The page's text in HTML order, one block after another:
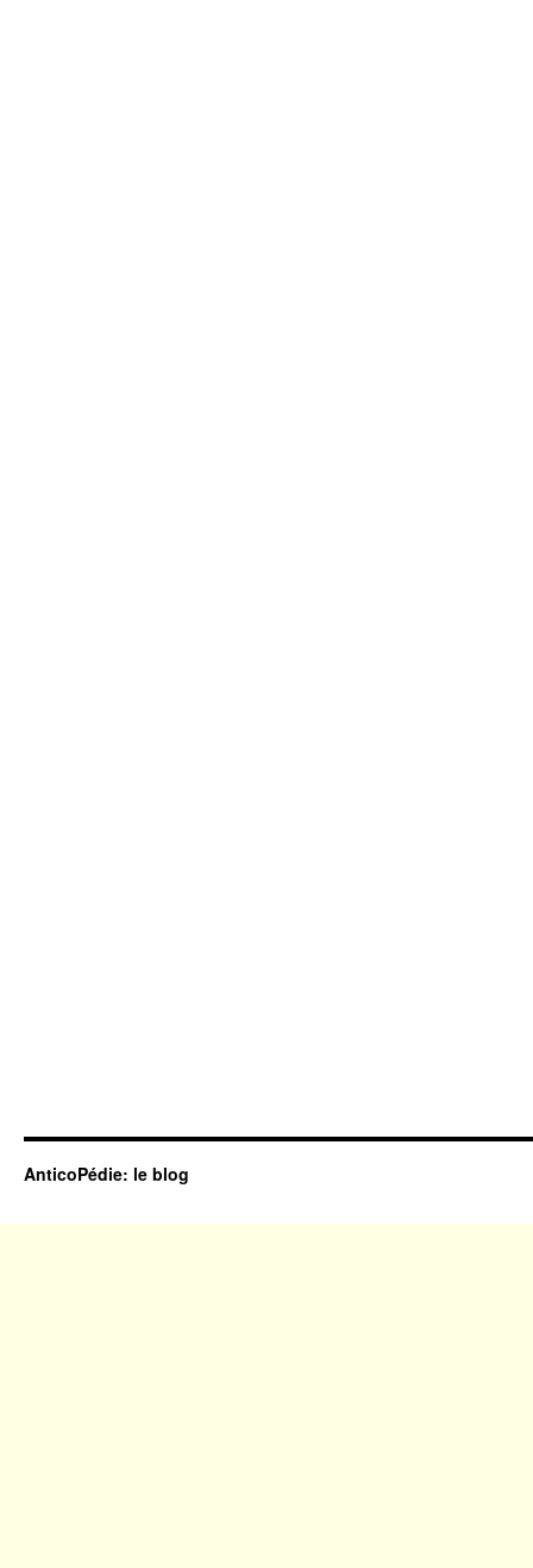
AnticoPédie: le blog